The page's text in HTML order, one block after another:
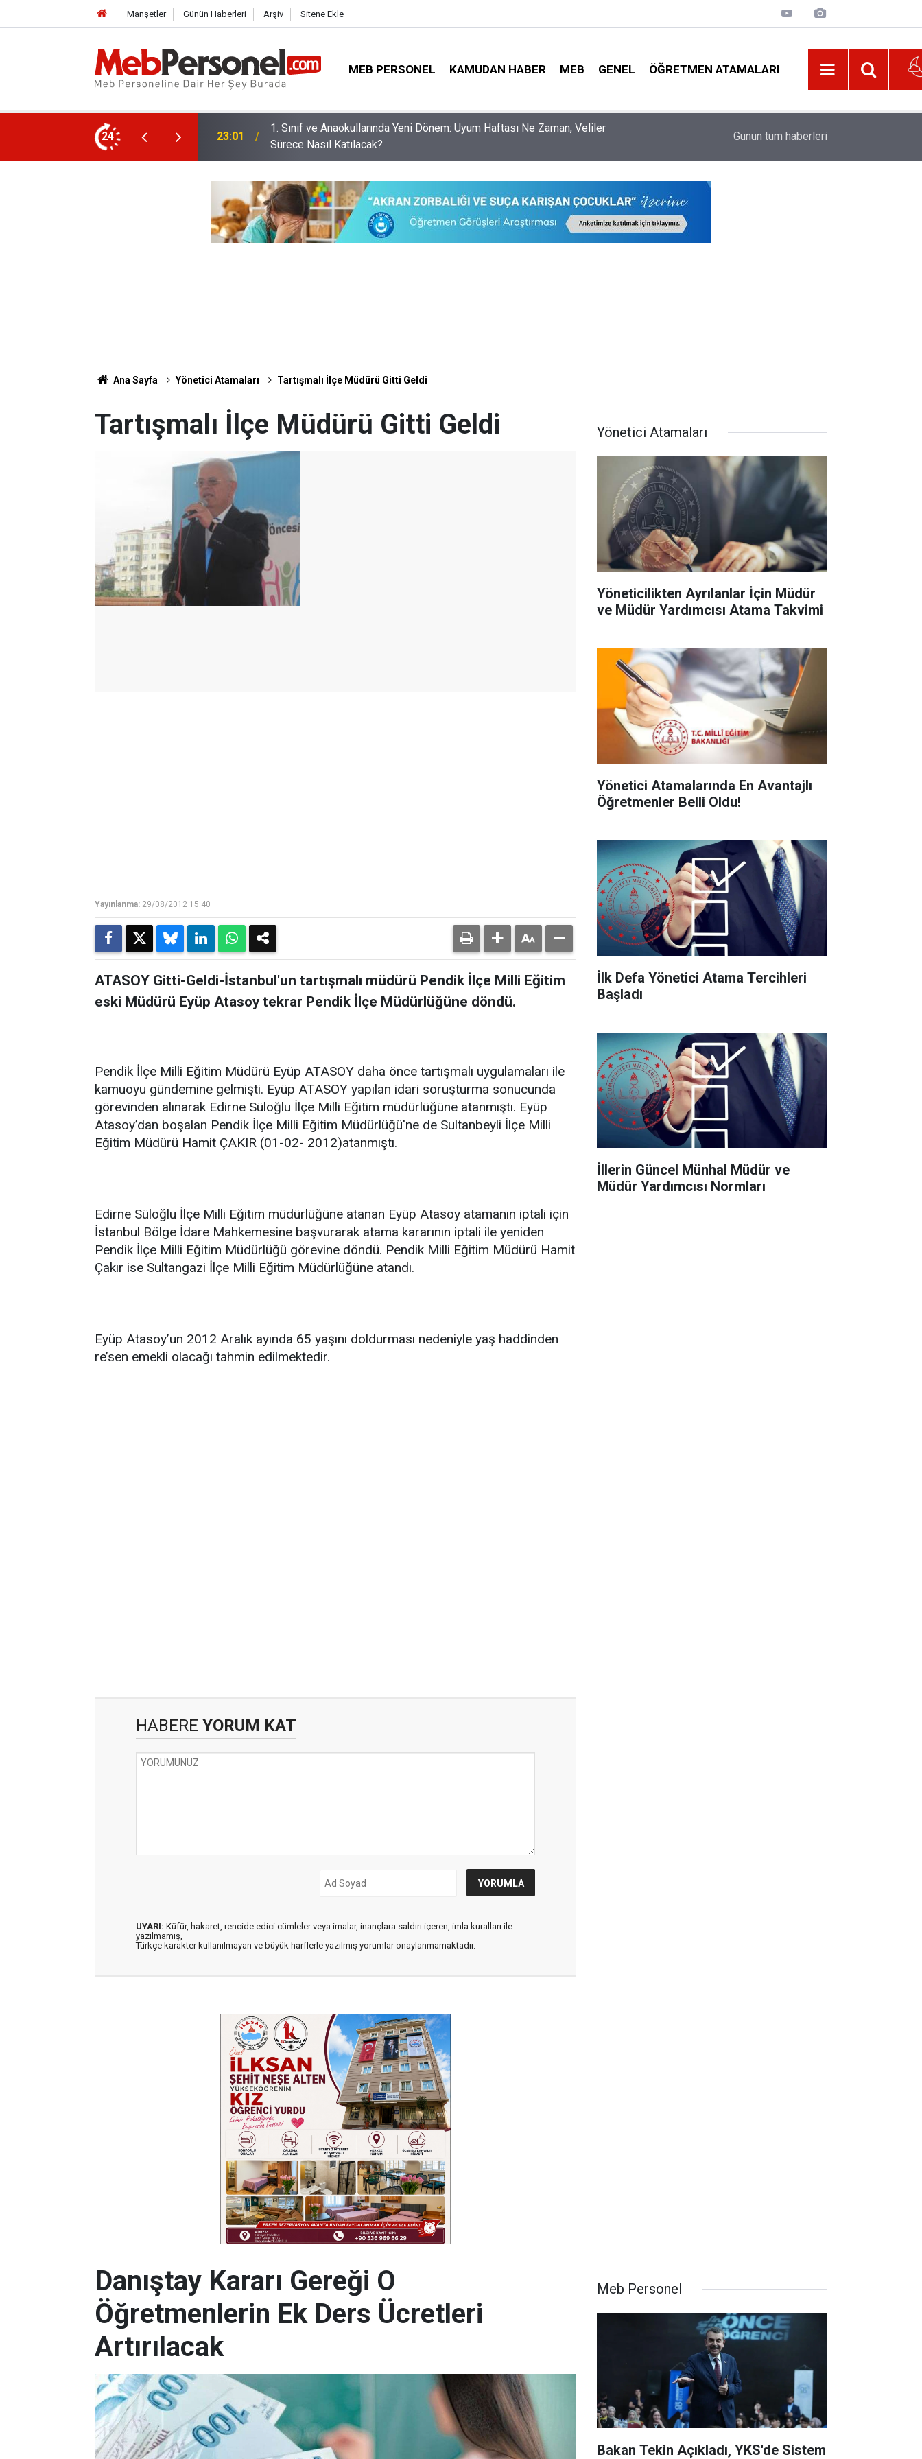
Manşetler Günün Haberleri Arşiv Sitene Ekle
MEB PERSONEL KAMUDAN HABER MEB GENEL ÖĞRETMEN ATAMALARI
24
Uyum Haftası Ne Zaman, Veliler
22:32 Öğretmenleri Norm Fazlası Resen Atamadan Kurtaracak Dilekçe Veliyi Taciz Ettiği İddia Edilen Okul Müdürüne
Günün tüm haberleri
Ana Sayfa Yönetici Atamaları Tartışmalı İlçe Müdürü Gitti Geldi
Tartışmalı İlçe Müdürü Gitti Geldi
Yayınlanma: 29/08/2012 15:40
ATASOY Gitti-Geldi-İstanbul'un tartışmalı müdürü Pendik İlçe Milli Eğitim
eski Müdürü Eyüp Atasoy tekrar Pendik İlçe Müdürlüğüne döndü.
Pendik İlçe Milli Eğitim Müdürü Eyüp ATASOY daha önce tartışmalı uygulamaları ile
kamuoyu gündemine gelmişti. Eyüp ATASOY yapılan idari soruşturma sonucunda
görevinden alınarak Edirne Süloğlu İlçe Milli Eğitim müdürlüğüne atanmıştı. Eyüp
Atasoy’dan boşalan Pendik İlçe Milli Eğitim Müdürlüğü'ne de Sultanbeyli İlçe Milli
Eğitim Müdürü Hamit ÇAKIR (01-02- 2012)atanmıştı.
Edirne Süloğlu İlçe Milli Eğitim müdürlüğüne atanan Eyüp Atasoy atamanın iptali için
İstanbul Bölge İdare Mahkemesine başvurarak atama kararının iptali ile yeniden
Pendik İlçe Milli Eğitim Müdürlüğü görevine döndü. Pendik Milli Eğitim Müdürü Hamit
Çakır ise Sultangazi İlçe Milli Eğitim Müdürlüğüne atandı.
Eyüp Atasoy’un 2012 Aralık ayında 65 yaşını doldurması nedeniyle yaş haddinden
re’sen emekli olacağı tahmin edilmektedir.
HABERE YORUM KAT
UYARI: Küfür, hakaret, rencide edici cümleler veya imalar, inançlara saldırı içeren, imla kuralları ile
yazılmamış,
Türkçe karakter kullanılmayan ve büyük harflerle yazılmış yorumlar onaylanmamaktadır.
Yönetici Atamaları
Yöneticilikten Ayrılanlar İçin Müdür
ve Müdür Yardımcısı Atama Takvimi
Yönetici Atamalarında En Avantajlı
Öğretmenler Belli Oldu!
İlk Defa Yönetici Atama Tercihleri
Başladı
İllerin Güncel Münhal Müdür ve
Müdür Yardımcısı Normları
Danıştay Kararı Gereği O
Öğretmenlerin Ek Ders Ücretleri
Artırılacak
Meb Personel
Bakan Tekin Açıkladı, YKS'de Sistem